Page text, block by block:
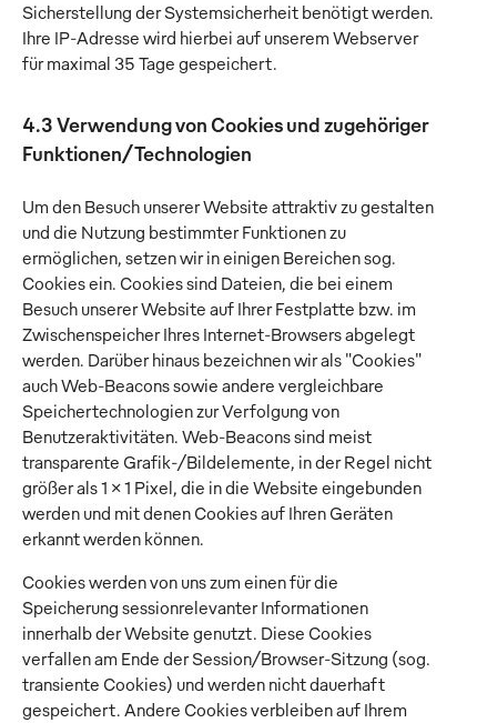
Sicherstellung der Systemsicherheit benötigt werden.
Ihre IP-Adresse wird hierbei auf unserem Webserver
für maximal 35 Tage gespeichert.
4.3 Verwendung von Cookies und zugehöriger
Funktionen/Technologien
Um den Besuch unserer Website attraktiv zu gestalten
und die Nutzung bestimmter Funktionen zu
ermöglichen, setzen wir in einigen Bereichen sog.
Cookies ein. Cookies sind Dateien, die bei einem
Besuch unserer Website auf Ihrer Festplatte bzw. im
Zwischenspeicher Ihres Internet-Browsers abgelegt
werden. Darüber hinaus bezeichnen wir als "Cookies"
auch Web-Beacons sowie andere vergleichbare
Speichertechnologien zur Verfolgung von
Benutzeraktivitäten. Web-Beacons sind meist
transparente Grafik-/Bildelemente, in der Regel nicht
größer als 1 x 1 Pixel, die in die Website eingebunden
werden und mit denen Cookies auf Ihren Geräten
erkannt werden können.
Cookies werden von uns zum einen für die
Speicherung sessionrelevanter Informationen
innerhalb der Website genutzt. Diese Cookies
verfallen am Ende der Session/Browser-Sitzung (sog.
transiente Cookies) und werden nicht dauerhaft
gespeichert. Andere Cookies verbleiben auf Ihrem